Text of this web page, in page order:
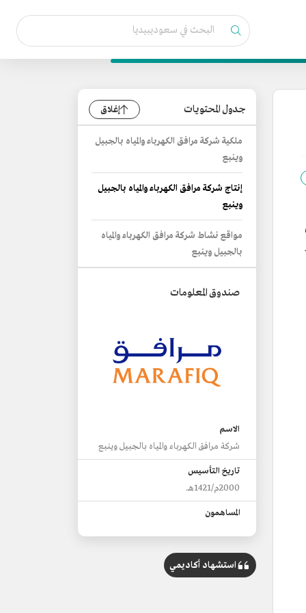
جدول المحتويات إغلاق
ملكية شركة مرافق الكهرباء والمياه بالجبيل
وينبع
إنتاج شركة مرافق الكهرباء والمياه بالجبيل
وينبع
مواقع نشاط شركة مرافق الكهرباء والمياه
بالجبيل وينبع
صندوق المعلومات
الاسم
شركة مرافق الكهرباء والمياه بالجبيل وينبع
تاريخ التأسيس
2000م/1421هـ.
المساهمون
الشركة السعودية للصناعات الأساسية
(سابك).
استشهاد أكاديمي